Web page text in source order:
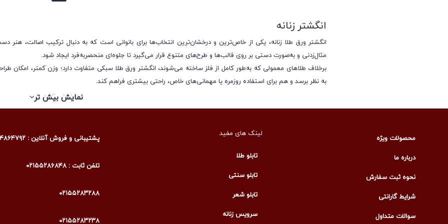
انگشتر زنانه
مثال‌زدنی و به‌صورت دستی بر روی قالب‌ها و طرح‌های متنوع قرار می‌گیرد تا جلوه‌ای منحصربه‌فرد ایجاد شود.
برخلاف طلاهای معمولی که به‌طور کامل از فلز ساخته می‌شوند، انگشتر ورق طلا سبکی متفاوت دارد؛ وزن کمتر،
به نظر برسد و هم برای استفاده روزمره یا مهمانی‌های خاص، راحتی بیشتری فراهم کند.
انواع قالب انگشتر ورق طلا زنانه
انگشتر ورق طلا زنانه در قالب‌ها و طرح‌های متنوعی تولید می‌شود که هر کدام نماد خاصی دارند و برای سبک‌ها و
هماهنگی انگشتر با استایل شخصی ایفا می‌کند. در ادامه به پرطرفدارترین انواع قالب‌های انگشتر ورق طلا زنانه می‌پردازیم.
انگشتر طلای دخترانه با قالب دایره‌ای
قالب دایره‌ای یکی از رایج‌ترین و محبوب‌ترین فرم‌ها در جواهرات زنانه است. شکل دایره نمادی از بی‌نهایت، وحدت و
اغلب ساده اما شیک طراحی می‌شود و مناسب استفاده روزمره یا حتی مجالس رسمی است.
خیره‌کننده داشته باشد. این ترکیب ظریف و دقیق، زیبایی طبیعی ورق طلا را به خوبی برجسته می‌کند.
نمایش کمتر
نمایش بیش تر
محصولات ویژه
درباره ما
نحوه ثبت سفارش
شرایط گارانتی
سوالات متداول
لینک های مفید
تابلو طلا
تابلو سنتی
تابلو شعر
سرویس زنانه
پشتیبانی و فروش آنلاین : ۰۹۰۰۴۸۶۴۷۹۲
تلفن ثابت : ۰۲۱۵۵۲۸۶۸۴۸
۰۲۱۵۵۲۸۳۲۸۸
۰۲۱۵۵۲۸۳۲۳۸